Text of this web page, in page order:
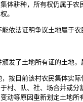
体耕种，所有权仍属于
。
法证明争议土地属于农
了土地所有证的土地，
目前该村农民集体实际
村、队、社、场合并或
动等原因重新划定土地